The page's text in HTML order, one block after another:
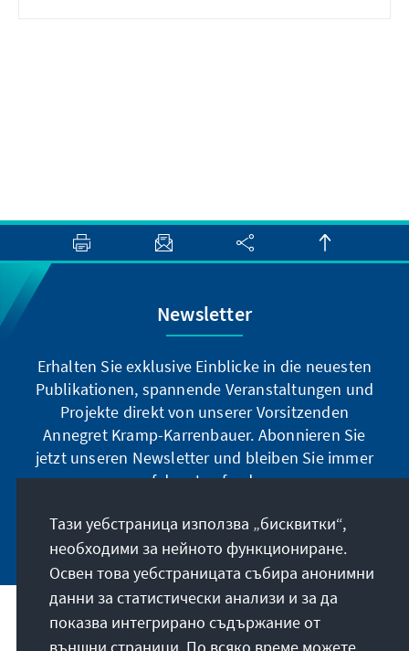
Newsletter
Erhalten Sie exklusive Einblicke in die neuesten
Publikationen, spannende Veranstaltungen und
Projekte direkt von unserer Vorsitzenden
Annegret Kramp-Karrenbauer. Abonnieren Sie
jetzt unseren Newsletter und bleiben Sie immer
auf dem Laufenden.
Jetzt abonnieren
Нашата мисия
Тази уебстраница използва „бисквитки“,
необходими за нейното функциониране.
Освен това уебстраницата събира анонимни
данни за статистически анализи и за да
показва интегрирано съдържание от
външни страници. По всяко време можете